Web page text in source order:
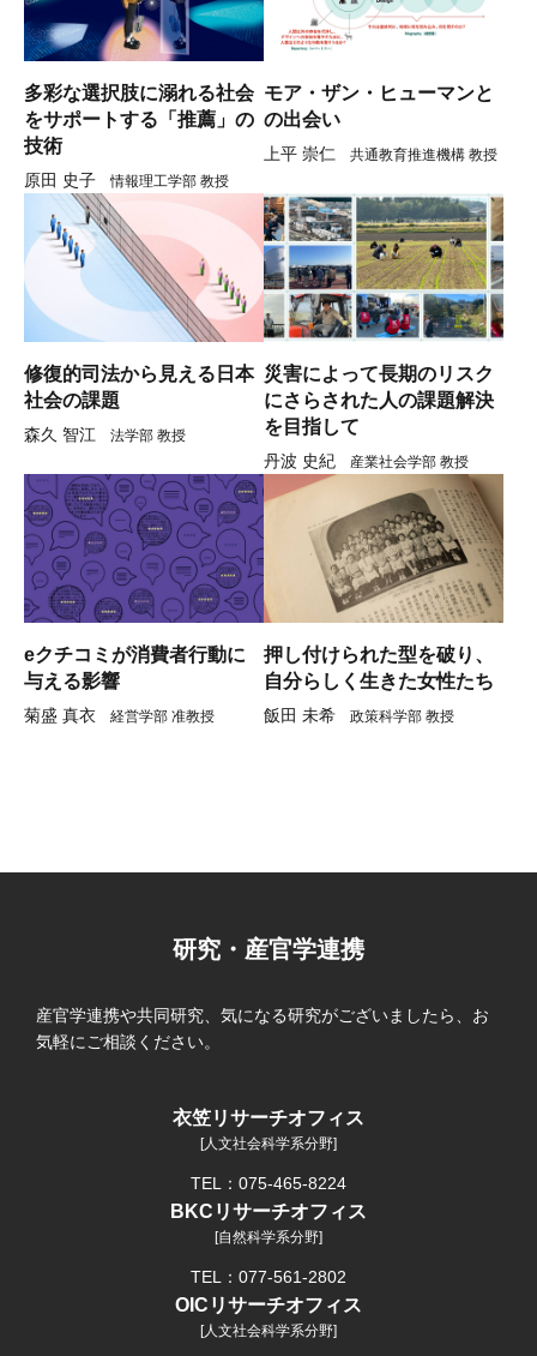
多彩な選択肢に溺れる社会
をサポートする「推薦」の
技術
原田 史子 情報理工学部 教授
モア・ザン・ヒューマンと
の出会い
上平 崇仁 共通教育推進機構 教授
修復的司法から見える日本
社会の課題
森久 智江 法学部 教授
災害によって長期のリスク
にさらされた人の課題解決
を目指して
丹波 史紀 産業社会学部 教授
eクチコミが消費者行動に
与える影響
菊盛 真衣 経営学部 准教授
押し付けられた型を破り、
自分らしく生きた女性たち
飯田 未希 政策科学部 教授
研究・産官学連携
産官学連携や共同研究、気になる研究がございましたら、お
気軽にご相談ください。
衣笠リサーチオフィス
[人文社会科学系分野]
TEL：075-465-8224
BKCリサーチオフィス
[自然科学系分野]
TEL：077-561-2802
OICリサーチオフィス
[人文社会科学系分野]